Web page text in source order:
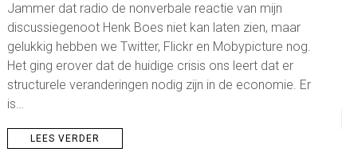
Jammer dat radio de nonverbale reactie van mijn
discussiegenoot Henk Boes niet kan laten zien, maar
gelukkig hebben we Twitter, Flickr en Mobypicture nog.
Het ging erover dat de huidige crisis ons leert dat er
structurele veranderingen nodig zijn in de economie. Er
is…
LEES VERDER